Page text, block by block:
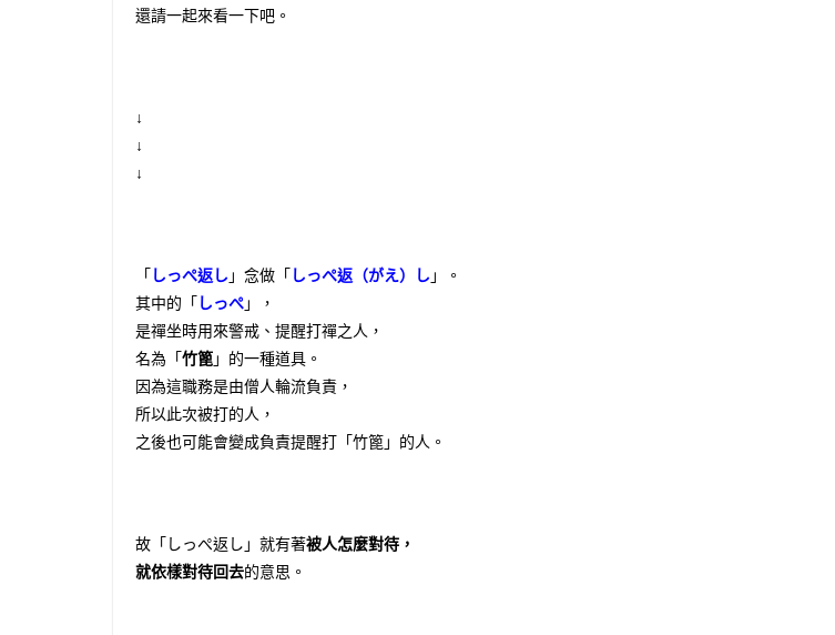
還請一起來看一下吧。
↓
↓
↓
「しっぺ返し 」念做「しっぺ返（がえ）し 」。
其中的「しっぺ」，
是禪坐時用來警戒、提醒打禪之人，
名為「竹篦」的一種道具。
因為這職務是由僧人輪流負責，
所以此次被打的人，
之後也可能會變成負責提醒打「竹篦」的人。
故「しっぺ返し」就有著被人怎麼對待，
就依樣對待回去的意思。